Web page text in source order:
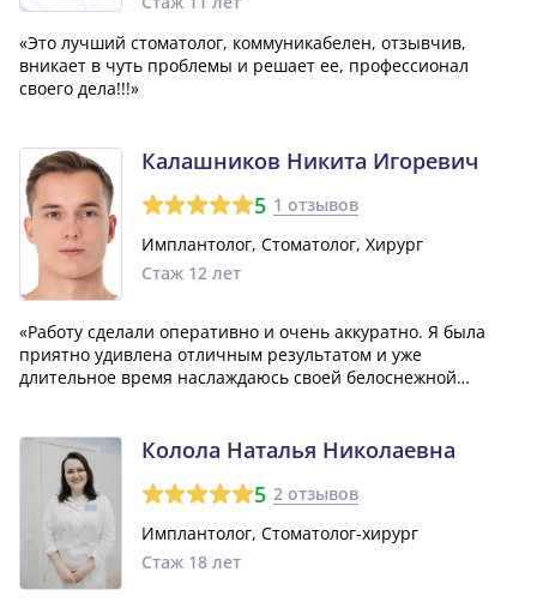
«Это лучший стоматолог, коммуникабелен, отзывчив,
вникает в чуть проблемы и решает ее, профессионал
своего дела!!!»
Калашников Никита Игоревич
5 1 отзывов
Имплантолог, Стоматолог, Хирург
Стаж 12 лет
«Работу сделали оперативно и очень аккуратно. Я была
приятно удивлена отличным результатом и уже
длительное время наслаждаюсь своей белоснежной
Колола Наталья Николаевна
5 2 отзывов
Имплантолог, Стоматолог-хирург
Стаж 18 лет